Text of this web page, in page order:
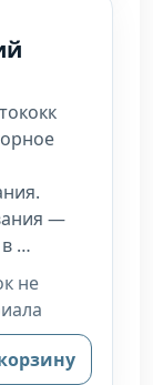
—
…
не